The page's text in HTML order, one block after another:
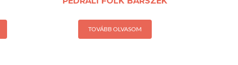
TOVÁBB OLVASOM